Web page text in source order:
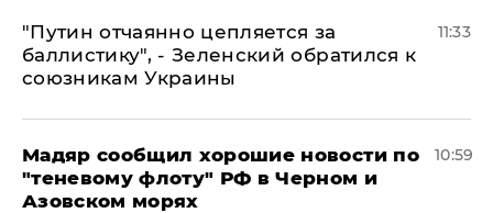
"Путин отчаянно цепляется за
баллистику", - Зеленский обратился к
союзникам Украины
11:33
Мадяр сообщил хорошие новости по
"теневому флоту" РФ в Черном и
Азовском морях
10:59